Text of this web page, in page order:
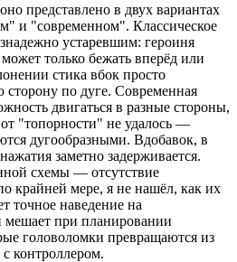
представлено в двух вариантах
и "современном". Классическое
устаревшим: героиня
только бежать вперёд или
стика вбок просто
сторону по дуге. Современная
двигаться в разные стороны,
"топорности" не удалось —
дугообразными. Вдобавок, в
заметно задерживается.
схемы — отсутствие
крайней мере, я не нашёл, как их
точное наведение на
мешает при планировании
головоломки превращаются из
контроллером.